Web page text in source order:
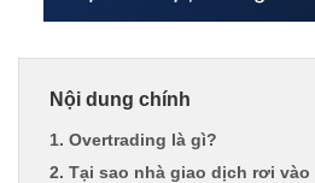
Nội dung chính
1. Overtrading là gì?
2. Tại sao nhà giao dịch rơi